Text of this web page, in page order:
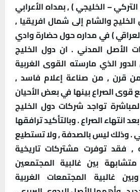
– الخليجي ) , بمداه الأعرابي
والشام إلى شمال افريقيا ,
) في مداره حول حضارة وادي
الأصل المدني . ان دول الخليج
الذي مارسته القوى الغربية
من قرن , من صناعة إعلام فاسد ,
قوى الصراع بينها في بعض الأحيان
تواجد شركات دول الخليج
انتهاء الصراع . وبالتأكيد ترافقها
. وذلك ليس بالصدفة , ولا تستطيع
, فقد توفرت مشتركات تاريخية
بين غالبية المجتمعين
غالبية المجتمعات الغربية